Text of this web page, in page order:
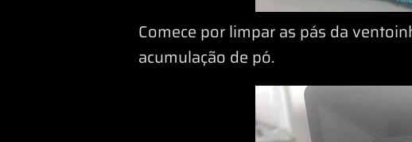
Comece por limpar as pás da
acumulação de pó.